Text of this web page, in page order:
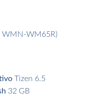
WMN-WM65R)
Tizen 6.5
32 GB